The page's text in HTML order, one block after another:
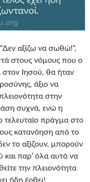
αξίζω να σωθώ!”,
στους νόμους που ο
Ιησού, θα ήταν
άξιο να
στην
συχνά, ενώ η
τελευταίο πράγμα στο
κατανόηση από το
το αξίζουν, μπορούν
παρ’ όλα αυτά να
την πλειονότητα
ήδη έρθει!